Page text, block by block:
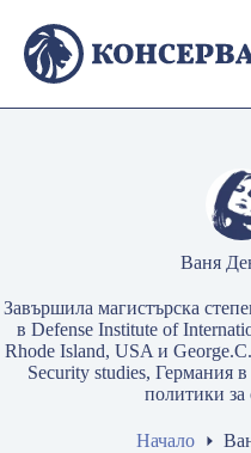
content
Ваня
Завършила магистърска
в Defense Institute of
Rhode Island, USA и
Security studies, Германия
политики за
Начало